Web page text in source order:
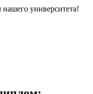
университета!